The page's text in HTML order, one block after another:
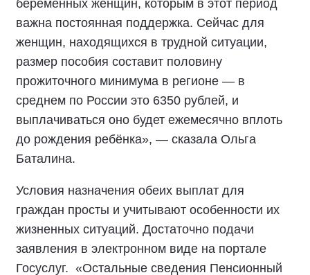
беременных женщин, которым в этот период
важна постоянная поддержка. Сейчас для
женщин, находящихся в трудной ситуации,
размер пособия составит половину
прожиточного минимума в регионе — в
среднем по России это 6350 рублей, и
выплачиваться оно будет ежемесячно вплоть
до рождения ребёнка», — сказала Ольга
Баталина.
Условия назначения обеих выплат для
граждан просты и учитывают особенности их
жизненных ситуаций. Достаточно подачи
заявления в электронном виде на портале
Госуслуг. «Остальные сведения Пенсионный